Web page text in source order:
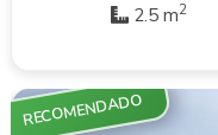
2.5 m2
RECOMENDADO